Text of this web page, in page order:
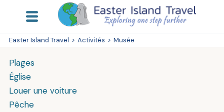
Easter Island Travel > Activités > Musée
Plages
Église
Louer une voiture
Pêche